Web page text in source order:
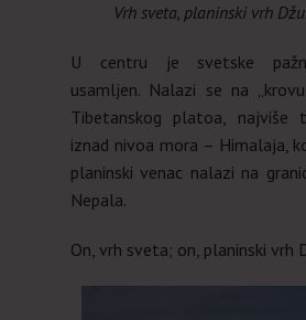
Vrh sveta, planinski vrh
U centru je svetske
usamljen. Nalazi se na
Tibetanskog platoa, najviše
iznad nivoa mora – Himalaja,
planinski venac nalazi na
Nepala.
On, vrh sveta; on, planinski vrh